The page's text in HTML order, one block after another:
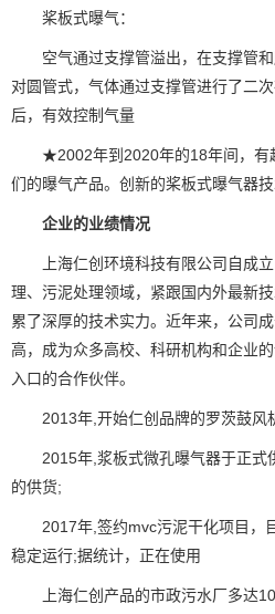
桨板式曝气：
空气通过支撑管溢出，在支撑管
对圆管式，气体通过支撑管进行了二
后，有效控制气量
★2002年到2020年的18年间，有
们的曝气产品。创新的桨板式曝气器
企业的业绩情况
上海仁创环境科技有限公司自成
理、污泥处理领域，紧跟国内外最新
累了深厚的技术实力。近年来，公司
高，成为众多高校、科研机构和企业
入口的合作伙伴。
2013年,开始仁创品牌的罗茨鼓风
2015年,浆板式微孔曝气器于正式
的供货;
2017年,签约mvc污泥干化项目，
稳定运行;据统计，正在使用
上海仁创产品的市政污水厂多达